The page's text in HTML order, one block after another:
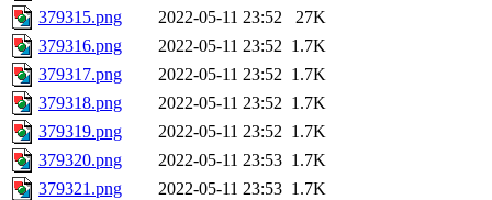
379315.png
2022-05-11 23:52
27K
379316.png
2022-05-11 23:52 1.7K
379317.png
2022-05-11 23:52 1.7K
379318.png
2022-05-11 23:52 1.7K
379319.png
2022-05-11 23:52 1.7K
379320.png
2022-05-11 23:53 1.7K
379321.png
2022-05-11 23:53 1.7K